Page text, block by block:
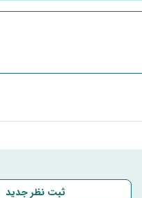
ثبت نظر جدید